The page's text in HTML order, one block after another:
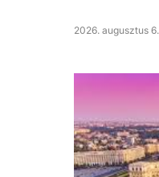
2026. augusztus 6.